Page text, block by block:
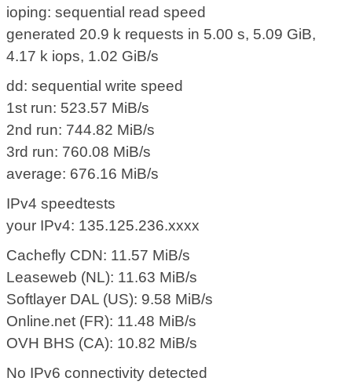
ioping: sequential read speed
generated 20.9 k requests in 5.00 s, 5.09 GiB,
4.17 k iops, 1.02 GiB/s
dd: sequential write speed
1st run: 523.57 MiB/s
2nd run: 744.82 MiB/s
3rd run: 760.08 MiB/s
average: 676.16 MiB/s
IPv4 speedtests
your IPv4: 135.125.236.xxxx
Cachefly CDN: 11.57 MiB/s
Leaseweb (NL): 11.63 MiB/s
Softlayer DAL (US): 9.58 MiB/s
Online.net (FR): 11.48 MiB/s
OVH BHS (CA): 10.82 MiB/s
No IPv6 connectivity detected